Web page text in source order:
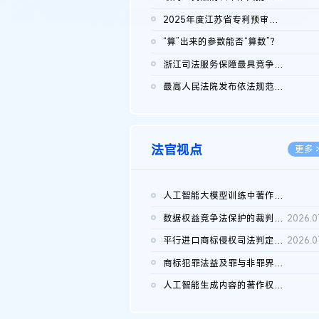
2025年度江苏省专利预审典型案例
“算”出来的参数能否“算数”？
浙江司法服务保障最具竞争力营商环境建设典型案例（第二批）含侵...
最高人民法院发布依法规范平台经营、保护消费者合法权益典型案例...
法官视点 更多
人工智能大模型训练中著作权的合理使用
数据权益竞争法保护的裁判路径构建
平行进口商标侵权司法判定规则的困境与纾解
商标犯罪法益及罪与非罪界限研究
人工智能生成内容的著作权司法认定：演进逻辑、现实困境与规则建...